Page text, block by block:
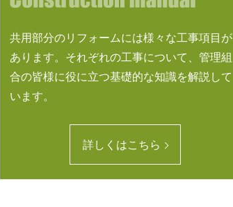
共用部分のリフォームには様々な工事項目が
あります。それぞれの工事について、管理組
合の皆様に役に立つ基礎的な知識を解説して
います。
詳しくはこちら